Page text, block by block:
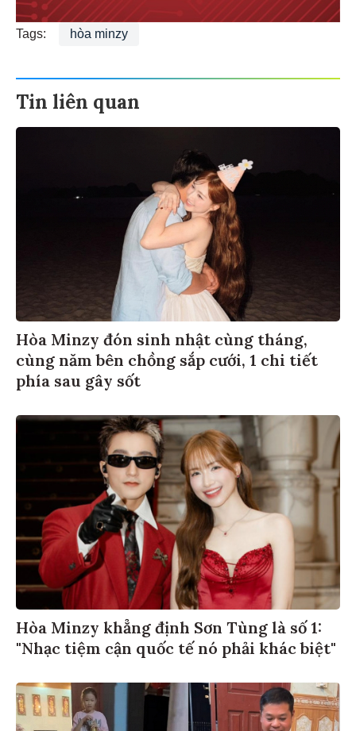
Tags: hòa minzy
Tin liên quan
Hòa Minzy đón sinh nhật cùng tháng,
cùng năm bên chồng sắp cưới, 1 chi tiết
phía sau gây sốt
Hòa Minzy khẳng định Sơn Tùng là số 1:
"Nhạc tiệm cận quốc tế nó phải khác biệt"